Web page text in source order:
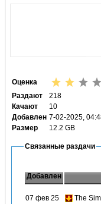
Оценка
Раздают
218
Качают
10
Добавлен 7-02-2025,
Размер
12.2 GB
Связанные раздачи
Добавлен
07 фев 25 The